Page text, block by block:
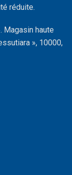
réduite.
Magasin haute
», 10000,